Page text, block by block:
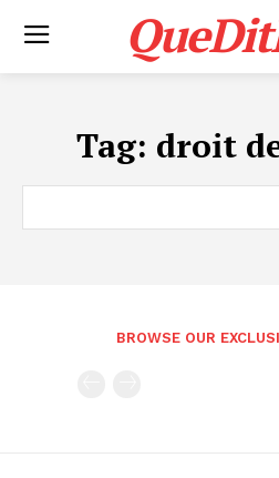
Tag: droit
BROWSE OUR